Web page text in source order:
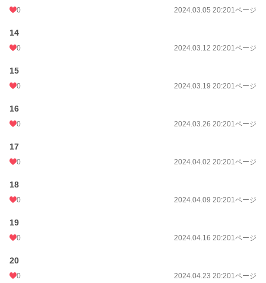
0 2024.03.05 20:201ページ
14
0 2024.03.12 20:201ページ
15
0 2024.03.19 20:201ページ
16
0 2024.03.26 20:201ページ
17
0 2024.04.02 20:201ページ
18
0 2024.04.09 20:201ページ
19
0 2024.04.16 20:201ページ
20
0 2024.04.23 20:201ページ